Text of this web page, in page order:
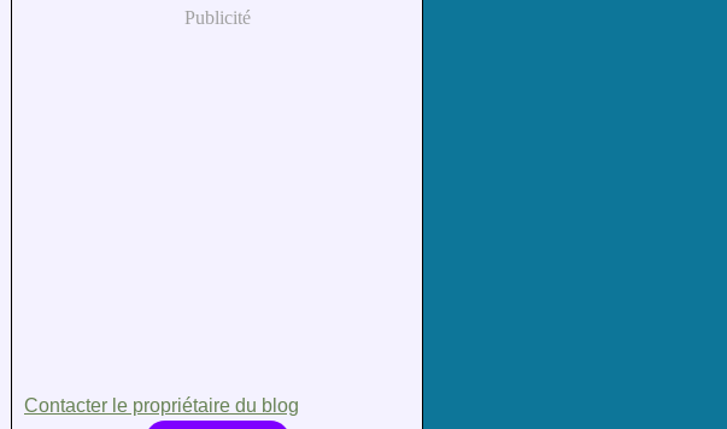
Publicité
Contacter le propriétaire du blog